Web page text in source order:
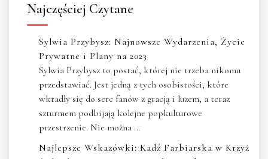
Najczęściej Czytane
Sylwia Przybysz: Najnowsze Wydarzenia, Życie
Prywatne i Plany na 2023
Sylwia Przybysz to postać, której nie trzeba nikomu
przedstawiać. Jest jedną z tych osobistości, które
wkradły się do serc fanów z gracją i luzem, a teraz
szturmem podbijają kolejne popkulturowe
przestrzenie. Nie można …
Najlepsze Wskazówki: Kadź Farbiarska w Krzyż